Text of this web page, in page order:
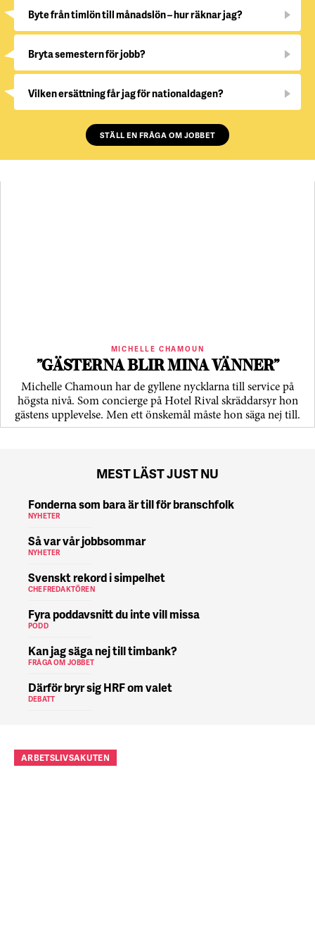
Byte från timlön till månadslön – hur räknar jag?
Bryta semestern för jobb?
Vilken ersättning får jag för nationaldagen?
STÄLL EN FRÅGA OM JOBBET
MICHELLE CHAMOUN
”GÄSTERNA BLIR MINA VÄNNER”
Michelle Chamoun har de gyllene nycklarna till service på
högsta nivå. Som concierge på Hotel Rival skräddarsyr hon
gästens upp­levelse. Men ett önskemål måste hon säga nej till.
MEST LÄST JUST NU
Fonderna som bara är till för branschfolk
NYHETER
Så var vår jobbsommar
NYHETER
Svenskt rekord i simpelhet
CHEFREDAKTÖREN
Fyra poddavsnitt du inte vill missa
PODD
Kan jag säga nej till timbank?
FRÅGA OM JOBBET
Därför bryr sig HRF om valet
DEBATT
ARBETSLIVSAKUTEN